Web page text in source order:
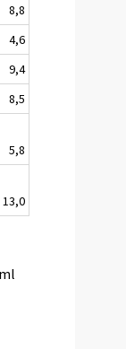
8,8
4,6
9,4
8,5
5,8
13,0